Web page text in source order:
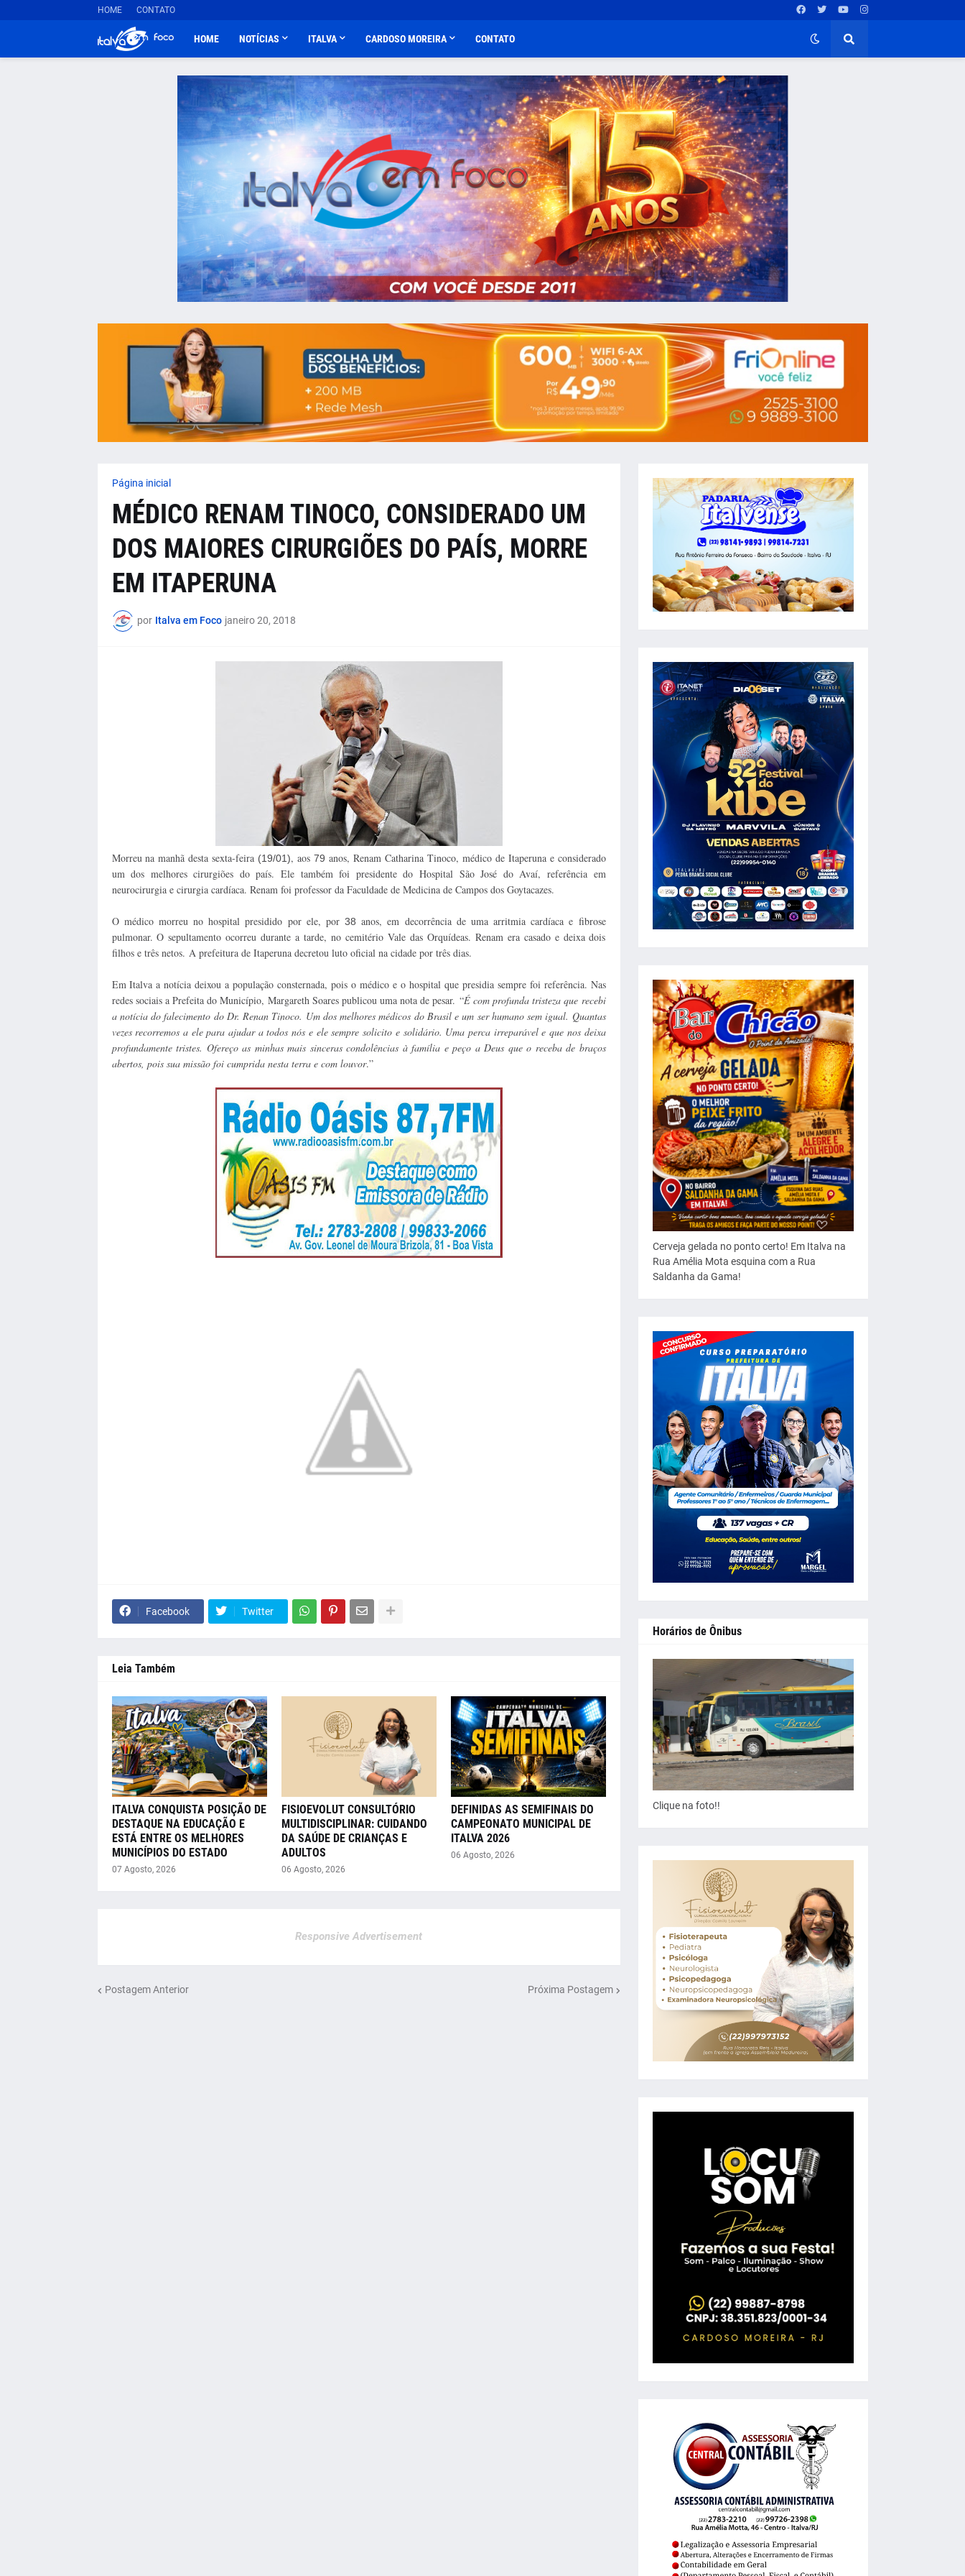
HOME CONTATO
HOME NOTÍCIAS ITALVA CARDOSO MOREIRA CONTATO
Página inicial
MÉDICO RENAM TINOCO, CONSIDERADO UM
DOS MAIORES CIRURGIÕES DO PAÍS, MORRE
EM ITAPERUNA
por Italva em Foco janeiro 20, 2018
Morreu na manhã desta sexta-feira (19/01), aos79 anos, Renam Catharina Tinoco, médico de Itaperuna e considerado
um dos melhores cirurgiões do país. Ele também foi presidente do Hospital São José do Avaí, referência em
neurocirurgia e cirurgia cardíaca. Renam foi professor da Faculdade de Medicina de Campos dos Goytacazes.
O médico morreu no hospital presidido por ele, por 38 anos, em decorrência de uma arritmia cardíaca e fibrose
pulmonar. O sepultamento ocorreu durante a tarde, no cemitério Vale das Orquídeas. Renam era casado e deixa dois
filhos e três netos. A prefeitura de Itaperuna decretou luto oficial na cidade por três dias.
Em Italva a notícia deixou a população consternada, pois o médico e o hospital que presidia sempre foi referência. Nas
redes sociais a Prefeita do Município, Margareth Soares publicou uma nota de pesar. “É com profunda tristeza que recebi
a notícia do falecimento do Dr. Renan Tinoco. Um dos melhores médicos do Brasil e um ser humano sem igual. Quantas
vezes recorremos a ele para ajudar a todos nós e ele sempre solicito e solidário. Uma perca irreparável e que nos deixa
profundamente tristes. Ofereço as minhas mais sinceras condolências à família e peço a Deus que o receba de braços
abertos, pois sua missão foi cumprida nesta terra e com louvor.”
Facebook Twitter
Leia Também
ITALVA CONQUISTA POSIÇÃO DE
DESTAQUE NA EDUCAÇÃO E
ESTÁ ENTRE OS MELHORES
MUNICÍPIOS DO ESTADO
07 Agosto, 2026
FISIOEVOLUT CONSULTÓRIO
MULTIDISCIPLINAR: CUIDANDO
DA SAÚDE DE CRIANÇAS E
ADULTOS
06 Agosto, 2026
DEFINIDAS AS SEMIFINAIS DO
CAMPEONATO MUNICIPAL DE
ITALVA 2026
06 Agosto, 2026
Responsive Advertisement
Postagem Anterior Próxima Postagem
Cerveja gelada no ponto certo! Em Italva na
Rua Amélia Mota esquina com a Rua
Saldanha da Gama!
Horários de Ônibus
Clique na foto!!